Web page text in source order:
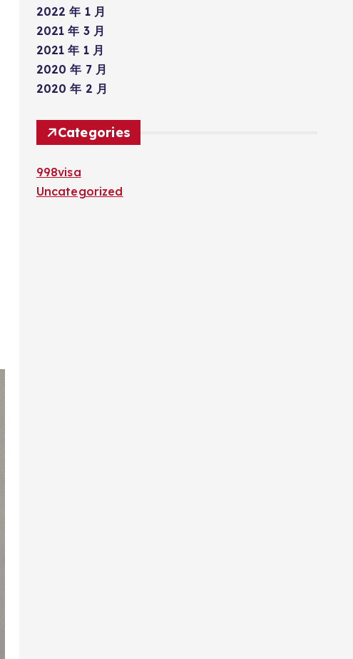
2022 年 1 月
2021 年 3 月
2021 年 1 月
2020 年 7 月
2020 年 2 月
Categories
998visa
Uncategorized